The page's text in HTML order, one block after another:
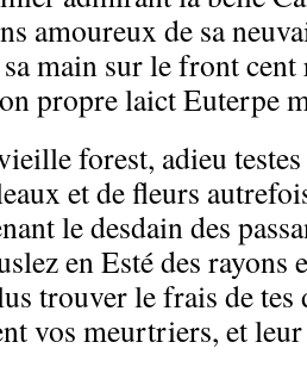
amoureux de sa
main sur le front cent
propre laict Euterpe
forest, adieu testes
et de fleurs
le desdain des
en Esté des rayons
trouver le frais de tes
vos meurtriers, et